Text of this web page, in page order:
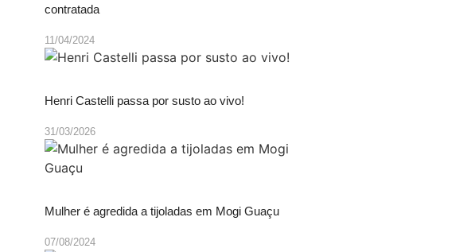
contratada
11/04/2024
Henri Castelli passa por susto ao vivo!
31/03/2026
Mulher é agredida a tijoladas em Mogi Guaçu
07/08/2024